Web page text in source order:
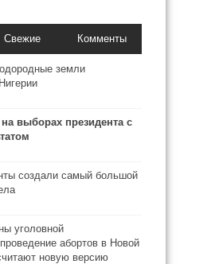
Свежие Комменты
земли
выборах президента с
создали самый большой
уголовной
абортов в Новой
новую версию